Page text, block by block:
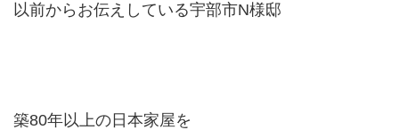
以前からお伝えしている宇部市N様邸
築80年以上の日本家屋を